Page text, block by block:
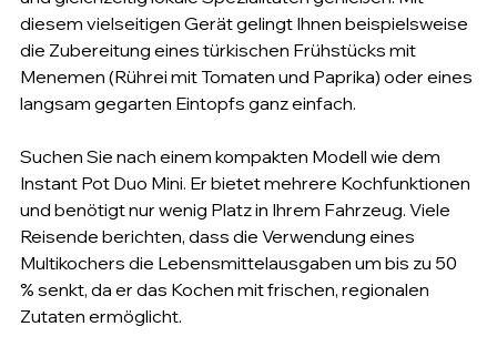
diesem vielseitigen Gerät gelingt Ihnen beispielsweise
die Zubereitung eines türkischen Frühstücks mit
Menemen (Rührei mit Tomaten und Paprika) oder eines
langsam gegarten Eintopfs ganz einfach.
Suchen Sie nach einem kompakten Modell wie dem
Instant Pot Duo Mini. Er bietet mehrere Kochfunktionen
und benötigt nur wenig Platz in Ihrem Fahrzeug. Viele
Reisende berichten, dass die Verwendung eines
Multikochers die Lebensmittelausgaben um bis zu 50
% senkt, da er das Kochen mit frischen, regionalen
Zutaten ermöglicht.